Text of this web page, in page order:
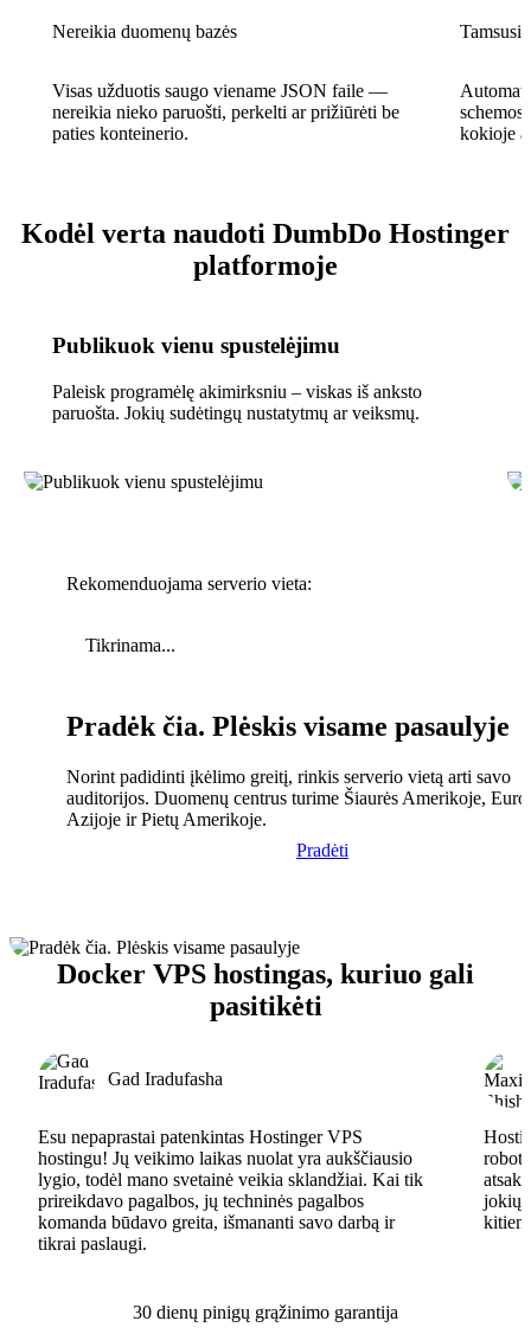
Nereikia duomenų bazės
Visas užduotis saugo viename JSON faile —
nereikia nieko paruošti, perkelti ar prižiūrėti be
paties konteinerio.
schemos
kokioje
Kodėl verta naudoti DumbDo Hostinger
platformoje
Publikuok vienu spustelėjimu
Paleisk programėlę akimirksniu – viskas iš anksto
paruošta. Jokių sudėtingų nustatytmų ar veiksmų.
Rekomenduojama serverio vieta:
Tikrinama...
Pradėk čia. Plėskis visame pasaulyje
Norint padidinti įkėlimo greitį, rinkis serverio vietą arti savo
auditorijos. Duomenų centrus turime Šiaurės Amerikoje,
Azijoje ir Pietų Amerikoje.
Pradėti
Docker VPS hostingas, kuriuo gali
pasitikėti
Gad Iradufasha
Esu nepaprastai patenkintas Hostinger VPS
hostingu! Jų veikimo laikas nuolat yra aukščiausio
lygio, todėl mano svetainė veikia sklandžiai. Kai tik
prireikdavo pagalbos, jų techninės pagalbos
komanda būdavo greita, išmananti savo darbą ir
tikrai paslaugi.
jokių
30 dienų pinigų grąžinimo garantija